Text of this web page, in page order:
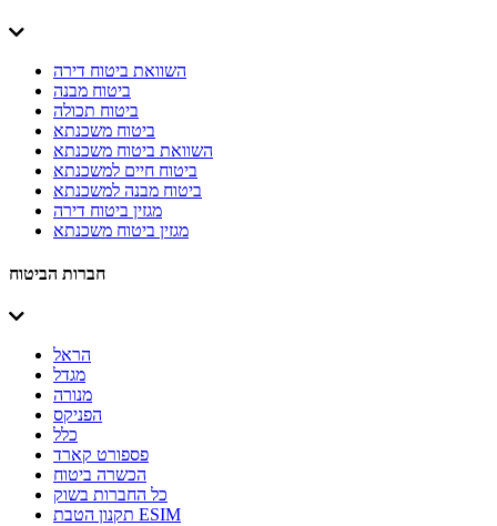
השוואת ביטוח דירה
ביטוח מבנה
ביטוח תכולה
ביטוח משכנתא
השוואת ביטוח משכנתא
ביטוח חיים למשכנתא
ביטוח מבנה למשכנתא
מגזין ביטוח דירה
מגזין ביטוח משכנתא
חברות הביטוח
הראל
מגדל
מנורה
הפניקס
כלל
פספורט קארד
הכשרה ביטוח
כל החברות בשוק
תקנון הטבת ESIM